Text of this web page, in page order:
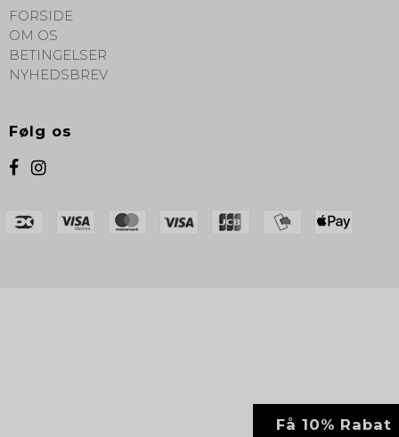
FORSIDE
OM OS
BETINGELSER
NYHEDSBREV
Følg os
Få 10% Rabat